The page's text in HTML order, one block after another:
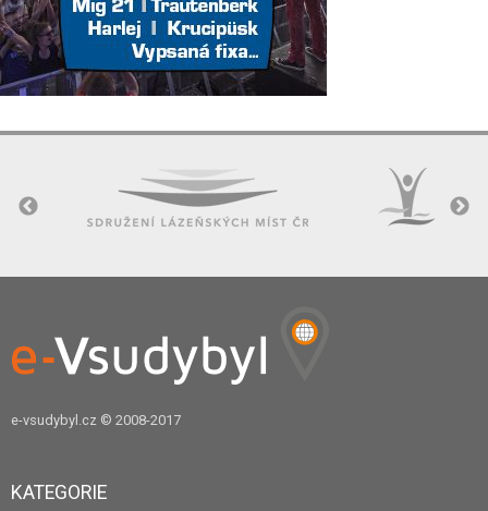
e-vsudybyl.cz © 2008-2017
KATEGORIE